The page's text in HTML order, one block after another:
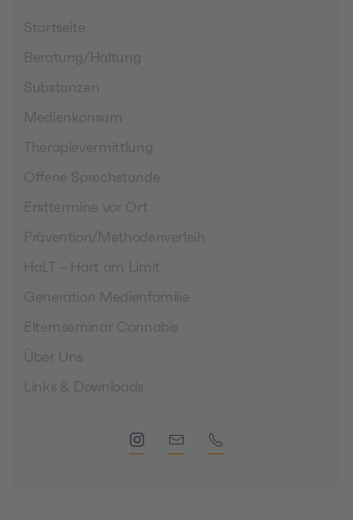
Startseite
Beratung/Haltung
Substanzen
Medienkonsum
Therapievermittlung
Offene Sprechstunde
Ersttermine vor Ort
Prävention/Methodenverleih
HaLT – Hart am Limit
Generation Medienfamilie
Elternseminar Cannabis
Über Uns
Links & Downloads